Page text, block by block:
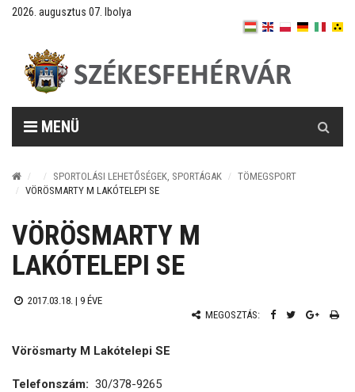
2026. augusztus 07. Ibolya
MENÜ
SPORTOLÁSI LEHETŐSÉGEK, SPORTÁGAK
TÖMEGSPORT
VÖRÖSMARTY M LAKÓTELEPI SE
VÖRÖSMARTY M
LAKÓTELEPI SE
2017.03.18. | 9 ÉVE
MEGOSZTÁS:
Vörösmarty M Lakótelepi SE
Telefonszám: 30/378-9265